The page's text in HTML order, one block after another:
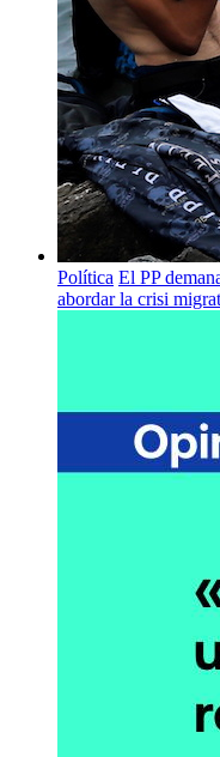
Política El PP
abordar la crisi